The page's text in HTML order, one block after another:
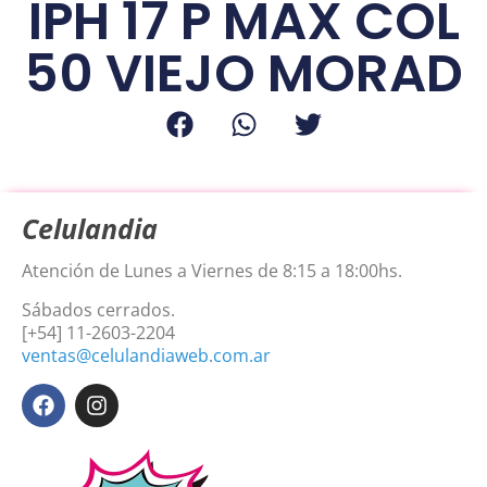
IPH 17 P MAX COL
50 VIEJO MORAD
Celulandia
Atención de Lunes a Viernes de 8:15 a 18:00hs.
Sábados cerrados.
[+54] 11-2603-2204
ventas@celulandiaweb.com.ar